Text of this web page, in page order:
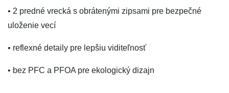
• 2 predné vrecká s obrátenými zipsami pre bezpečné
uloženie vecí
• reflexné detaily pre lepšiu viditeľnosť
• bez PFC a PFOA pre ekologický dizajn